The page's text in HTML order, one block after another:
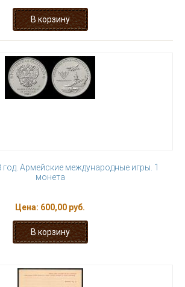
год. Армейские международные игры. 1
монета
Цена: 600,00 руб.